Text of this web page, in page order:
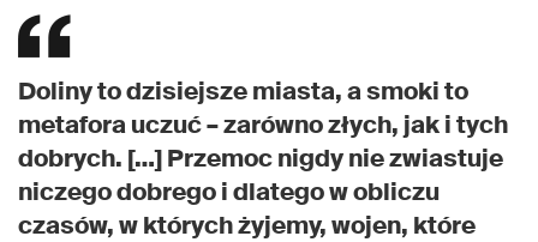
Doliny to dzisiejsze miasta, a smoki to
metafora uczuć – zarówno złych, jak i tych
dobrych. […] Przemoc nigdy nie zwiastuje
niczego dobrego i dlatego w obliczu
czasów, w których żyjemy, wojen, które